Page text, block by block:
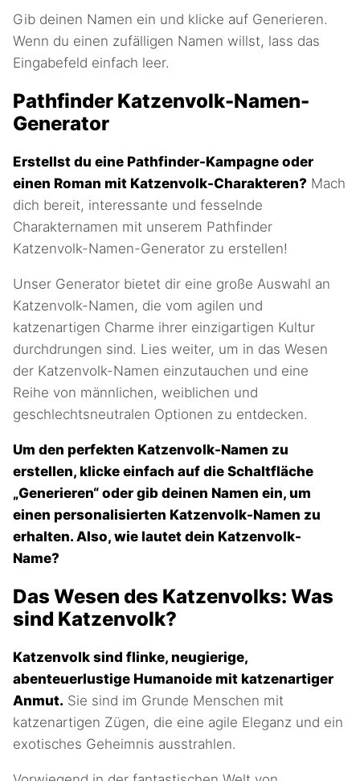
Gib deinen Namen ein und klicke auf Generieren.
Wenn du einen zufälligen Namen willst, lass das
Eingabefeld einfach leer.
Pathfinder Katzenvolk-Namen-
Generator
Erstellst du eine Pathfinder-Kampagne oder
einen Roman mit Katzenvolk-Charakteren? Mach
dich bereit, interessante und fesselnde
Charakternamen mit unserem Pathfinder
Katzenvolk-Namen-Generator zu erstellen!
Unser Generator bietet dir eine große Auswahl an
Katzenvolk-Namen, die vom agilen und
katzenartigen Charme ihrer einzigartigen Kultur
durchdrungen sind. Lies weiter, um in das Wesen
der Katzenvolk-Namen einzutauchen und eine
Reihe von männlichen, weiblichen und
geschlechtsneutralen Optionen zu entdecken.
Um den perfekten Katzenvolk-Namen zu
erstellen, klicke einfach auf die Schaltfläche
„Generieren“ oder gib deinen Namen ein, um
einen personalisierten Katzenvolk-Namen zu
erhalten. Also, wie lautet dein Katzenvolk-
Name?
Das Wesen des Katzenvolks: Was
sind Katzenvolk?
Katzenvolk sind flinke, neugierige,
abenteuerlustige Humanoide mit katzenartiger
Anmut. Sie sind im Grunde Menschen mit
katzenartigen Zügen, die eine agile Eleganz und ein
exotisches Geheimnis ausstrahlen.